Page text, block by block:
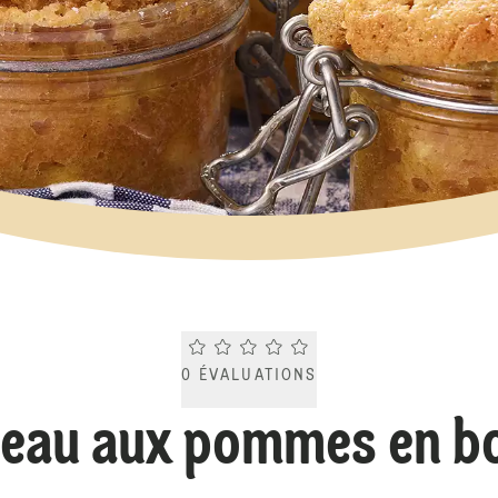
Current rating 0.0. Click to rate.
0 ÉVALUATIONS
aux pommes en